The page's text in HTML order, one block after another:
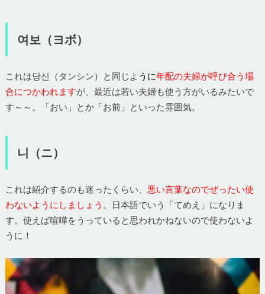
여보（ヨボ）
これは당신（タンシン）と同じよ う に年配の夫婦が呼び合う場
合につかわれますが、最近は若い夫婦も使う方がいるみたいで
す～～。「おい」とか「お前」といった雰囲気。
니（ニ）
これは紹介するのも迷ったくらい、 悪い言葉なのでぜったい使
わないようにしましょう 。日本語でいう「てめえ」になりま
す。使えば喧嘩をうっていると思われかねないので使わないよ
うに！